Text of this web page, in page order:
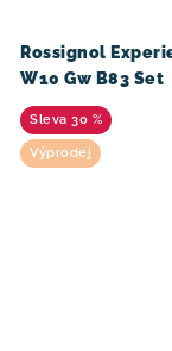
Rossignol
W10 Gw B83 Set
30 %
Výprodej